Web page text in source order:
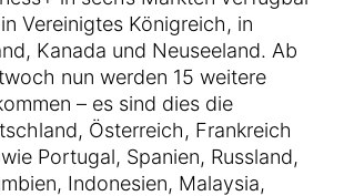
Vereinigtes Königreich, in
Kanada und Neuseeland. Ab
nun werden 15 weitere
– es sind dies die
Österreich, Frankreich
Portugal, Spanien, Russland,
Indonesien, Malaysia,